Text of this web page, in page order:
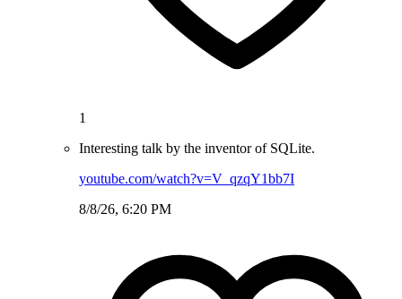
1
Interesting talk by the inventor of SQLite.
youtube.com/watch?v=V_qzqY1bb7I
8/8/26, 6:20 PM